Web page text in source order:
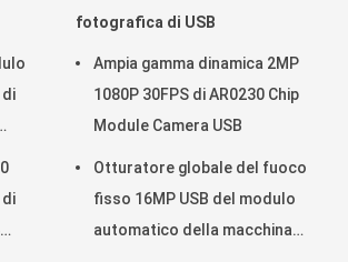
fotografica di USB
Ampia gamma dinamica 2MP
1080P 30FPS di AR0230 Chip
Module Camera USB
Otturatore globale del fuoco
fisso 16MP USB del modulo
automatico della macchina